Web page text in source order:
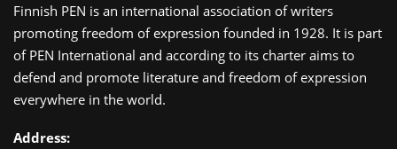
Finnish PEN is an international association of writers
promoting freedom of expression founded in 1928. It is part
of PEN International and according to its charter aims to
defend and promote literature and freedom of expression
everywhere in the world.
Address: